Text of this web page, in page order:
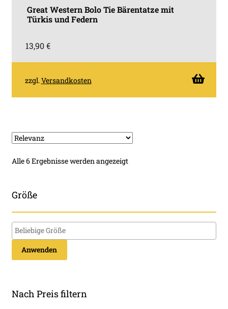
Great Western Bolo Tie Bärentatze mit
Türkis und Federn
13,90€
zzgl.Versandkosten
Alle 6 Ergebnisse werden angezeigtNach
Größe
Anwenden
Nach Preis filtern